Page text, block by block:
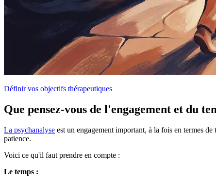
Définir vos objectifs thérapeutiques
Que pensez-vous de l'engagement et du
La psychanalyse est un engagement important, à la fois en termes
patience.
Voici ce qu'il faut prendre en compte :
Le temps :